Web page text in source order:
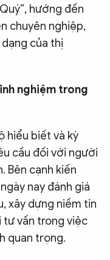
hướng đến
chuyên nghiệp,
của thị
nghiệm trong
hiểu biết và kỳ
cầu đối với người
Bên cạnh kiến
nay đánh giá
xây dựng niềm tin
tư vấn trong việc
quan trọng.